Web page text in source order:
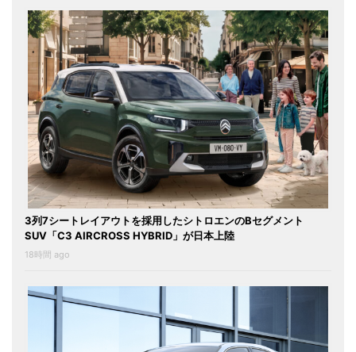
3列7シートレイアウトを採用したシトロエンのBセグメント
SUV「C3 AIRCROSS HYBRID」が日本上陸
18時間 ago